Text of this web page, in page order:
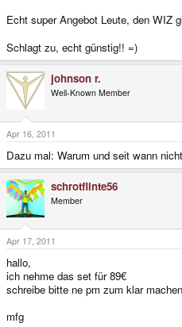
Echt super Angebot Leute, den WIZ
Schlagt zu, echt günstig!! =)
johnson r.
Well-Known Member
Apr 16, 2011
Dazu mal: Warum und seit wann
schrotflinte56
Member
Apr 17, 2011
hallo,
ich nehme das set für 89€
schreibe bitte ne pm zum klar
mfg